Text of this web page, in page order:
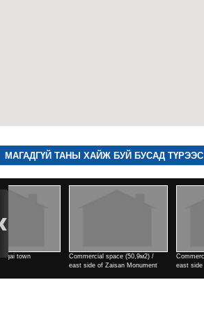
МАГАДГҮЙ ТАНЫ ХАЙЖ БУЙ БУСАД ТҮРЭЭС
Commercial space (182м2) / east
side of Zaisan Monument
2 rooms / north side of Tengis
cinema